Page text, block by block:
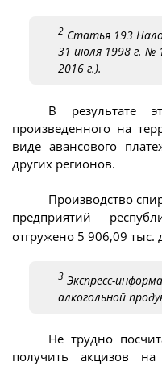
2 Статья 193
31 июля 1998 г. №
2016 г.).
В результате
произведенного на
виде авансового
других регионов.
Производство
предприятий
отгружено 5 906,09 тыс.
3 Экспресс-
алкогольной
Не трудно
получить акцизов